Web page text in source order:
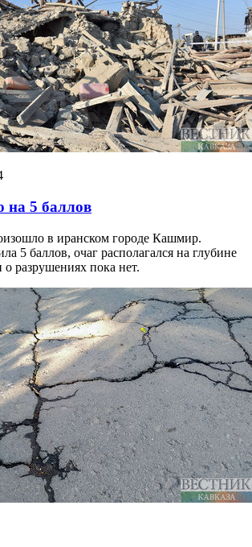
на 5 баллов
в иранском городе Кашмир.
5 баллов, очаг располагался на глубине
разрушениях пока нет.